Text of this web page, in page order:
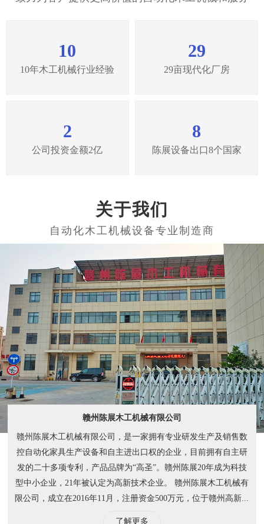
10
10年木工机械行业经验
29
29亩现代化厂房
2
公司投资金额2亿
8
陈展设备出口8个国家
关于我们
赣州陈展木工机械有限公司
赣州陈展木工机械有限公司，是一家拥有专业研发生产及销售数
控自动化家具生产设备和自主进出口权的企业，目前拥有自主研
发的二十多项专利，产品品牌为“高圣”。赣州陈展20年成为科技
型中小企业，21年被认定为高新技术企业。 赣州陈展木工机械有
限公司，成立在2016年11月，注册资金500万元，位于赣州高新...
了解更多